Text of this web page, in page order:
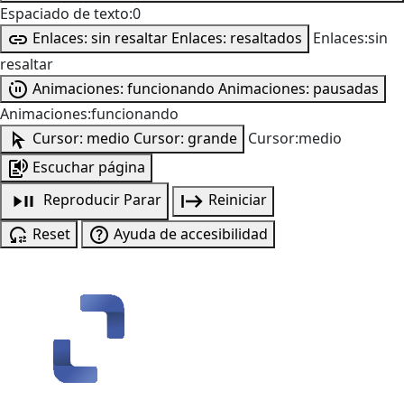
Espaciado de texto:0
Enlaces: sin resaltar Enlaces: resaltados
Enlaces:sin
resaltar
Animaciones: funcionando Animaciones: pausadas
Animaciones:funcionando
Cursor: medio Cursor: grande Cursor:medio
Escuchar página
Reproducir Parar
Reiniciar
Reset
Ayuda de accesibilidad